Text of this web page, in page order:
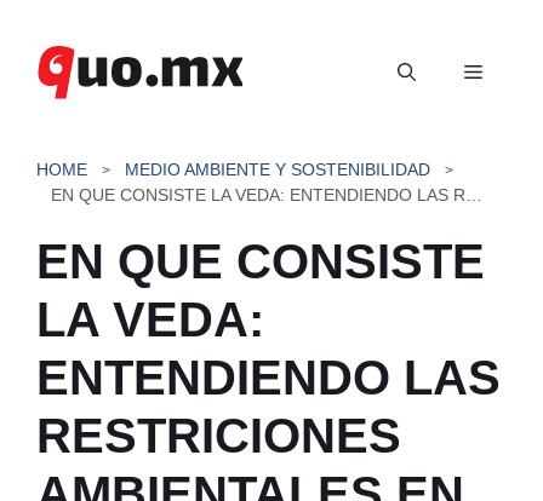
contenido
Menú
HOME
MEDIO AMBIENTE Y SOSTENIBILIDAD
EN QUE CONSISTE
LA VEDA:
ENTENDIENDO LAS
RESTRICIONES